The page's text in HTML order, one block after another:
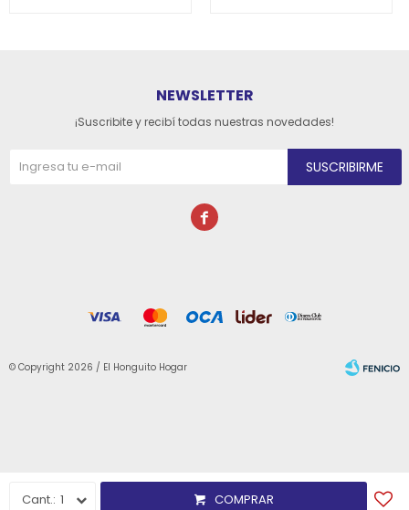
1 COMPRAR
NEWSLETTER
¡Suscribite y recibí todas nuestras novedades!
SUSCRIBIRME

© Copyright 2026 / El Honguito Hogar
Fenicio